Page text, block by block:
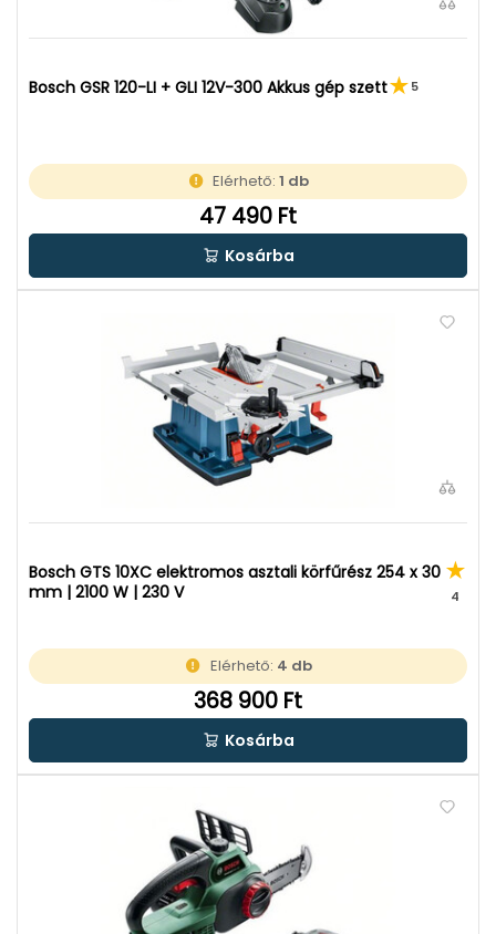
Bosch GSR 120-LI + GLI 12V-300 Akkus gép szett 5
Elérhető:1 db
47 490 Ft
Kosárba
Bosch GTS 10XC elektromos asztali körfűrész 254 x 30
mm | 2100 W | 230 V
4
Elérhető: 4 db
368 900 Ft
Kosárba